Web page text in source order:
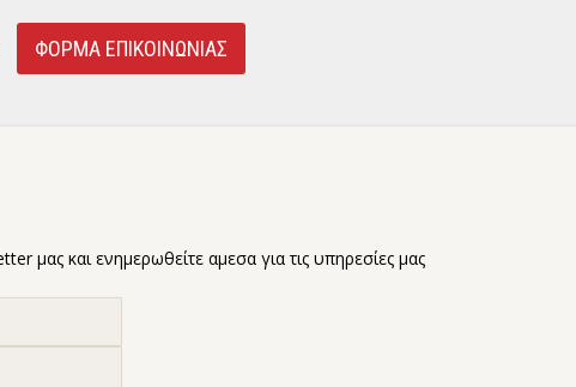
ΦΟΡΜΑ ΕΠΙΚΟΙΝΩΝΙΑΣ
μας και ενημερωθείτε αμεσα για τις υπηρεσίες μας